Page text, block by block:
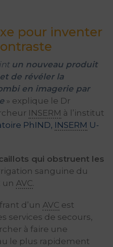
pour inventer
un nouveau produit
de révéler la
en imagerie par
» explique le Dr
INSERM à l’institut
PhIND, INSERM U-
qui obstruent les
sanguine du
un AVC.
d’un AVC est
services de secours,
à faire une
le plus rapidement